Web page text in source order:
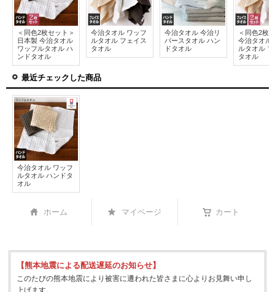
＜同色2枚セット＞
日本製 今治タオル
ワッフルタオル ハ
ンドタオル
今治タオル ワッフ
ルタオル フェイス
タオル
今治タオル 今治リ
バースタオル ハン
ドタオル
＜同色2枚
今治タオル
ルタオル
タオル
最近チェックした商品
今治タオル ワッフ
ルタオル ハンドタ
オル
ホーム マイページ カート
【熊本地震による配送遅延のお知らせ】
このたびの熊本地震により被害に遭われた皆さまに心よりお見舞い申し
上げます。